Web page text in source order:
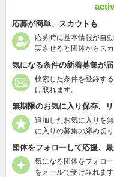
応募が簡単、スカウトも
応募時に基本情報が自
実させると団体からス
気になる条件の新着募集が届
検索した条件を登録す
け取れます。
無期限のお気に入り保存、
追加したお気に入りを
に入りの募集の締め切
団体をフォローして応援、
気になる団体をフォロ
をメールで受け取れます